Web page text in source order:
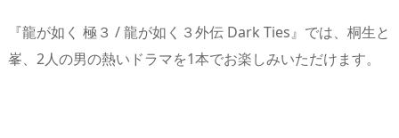
『龍が如く 極３ / 龍が如く３外伝 Dark Ties』では、桐生と
峯、2人の男の熱いドラマを1本でお楽しみいただけます。